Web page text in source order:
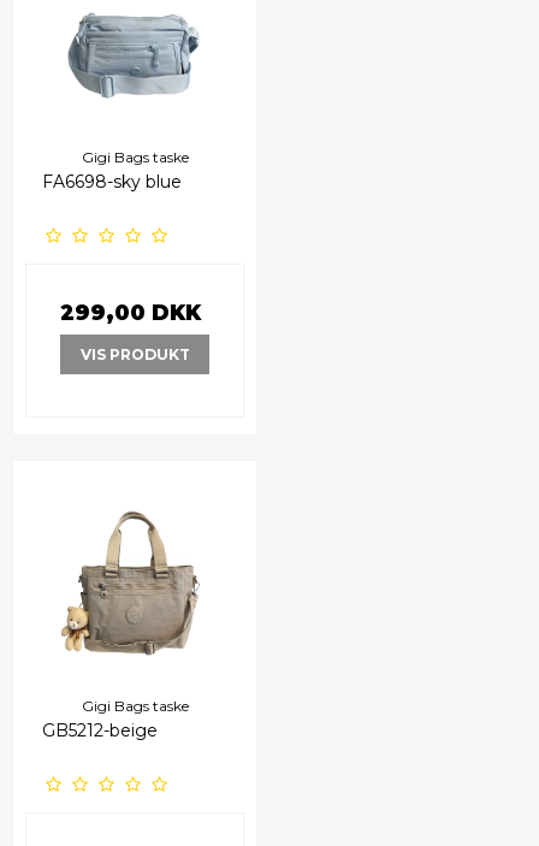
Gigi Bags taske
FA6698-sky blue
299,00 DKK
VIS PRODUKT
Gigi Bags taske
GB5212-beige